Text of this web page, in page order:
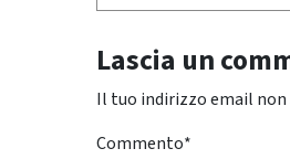
Lascia un
Il tuo indirizzo email
Commento*